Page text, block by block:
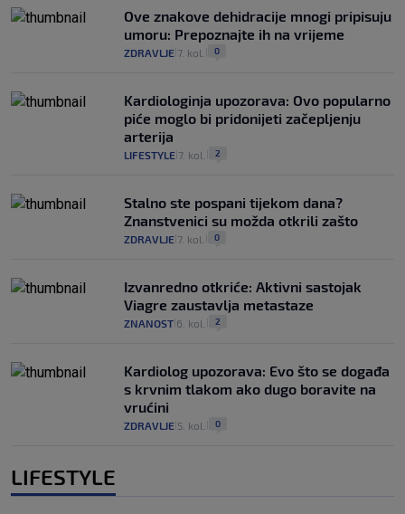
Ove znakove dehidracije mnogi pripisuju
umoru: Prepoznajte ih na vrijeme
ZDRAVLJE 7. kol. 0
Kardiologinja upozorava: Ovo popularno
piće moglo bi pridonijeti začepljenju
arterija
LIFESTYLE 7. kol. 2
Stalno ste pospani tijekom dana?
Znanstvenici su možda otkrili zašto
ZDRAVLJE 7. kol. 0
Izvanredno otkriće: Aktivni sastojak
Viagre zaustavlja metastaze
ZNANOST 6. kol. 2
Kardiolog upozorava: Evo što se događa
s krvnim tlakom ako dugo boravite na
vrućini
ZDRAVLJE 5. kol. 0
LIFESTYLE